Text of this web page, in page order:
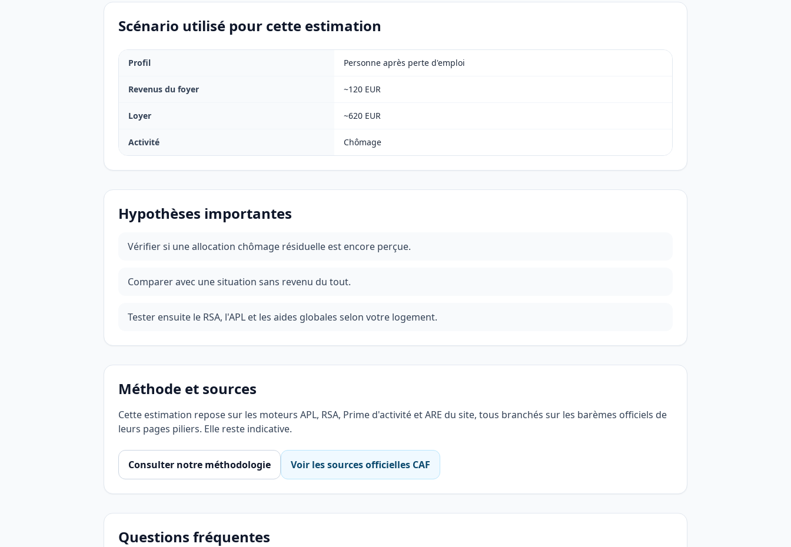
Scénario utilisé pour cette estimation
Profil Personne après perte d'emploi
Revenus du foyer ~120 EUR
Loyer ~620 EUR
Activité Chômage
Hypothèses importantes
Vérifier si une allocation chômage résiduelle est encore perçue.
Comparer avec une situation sans revenu du tout.
Tester ensuite le RSA, l'APL et les aides globales selon votre logement.
Méthode et sources
Cette estimation repose sur les moteurs APL, RSA, Prime d'activité et ARE du site, tous branchés sur les barèmes officiels de
leurs pages piliers. Elle reste indicative.
Consulter notre méthodologie Voir les sources officielles CAF
Questions fréquentes